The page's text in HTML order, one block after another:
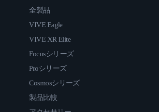
全製品
VIVE Eagle
VIVE XR Elite
Focusシリーズ
Proシリーズ
Cosmosシリーズ
製品比較